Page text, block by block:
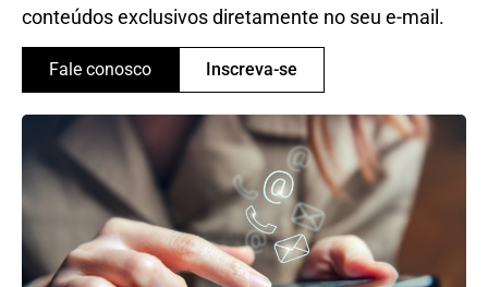
conteúdos exclusivos diretamente no seu e-mail.
Fale conosco Inscreva-se